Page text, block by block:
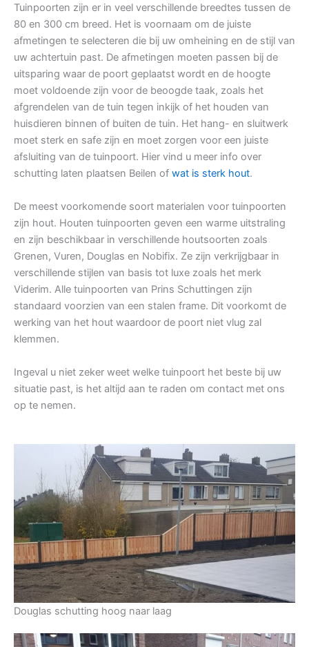
Tuinpoorten zijn er in veel verschillende breedtes tussen de
80 en 300 cm breed. Het is voornaam om de juiste
afmetingen te selecteren die bij uw omheining en de stijl van
uw achtertuin past. De afmetingen moeten passen bij de
uitsparing waar de poort geplaatst wordt en de hoogte
moet voldoende zijn voor de beoogde taak, zoals het
afgrendelen van de tuin tegen inkijk of het houden van
huisdieren binnen of buiten de tuin. Het hang- en sluitwerk
moet sterk en safe zijn en moet zorgen voor een juiste
afsluiting van de tuinpoort. Hier vind u meer info over
schutting laten plaatsen Beilen of wat is sterk hout.
De meest voorkomende soort materialen voor tuinpoorten
zijn hout. Houten tuinpoorten geven een warme uitstraling
en zijn beschikbaar in verschillende houtsoorten zoals
Grenen, Vuren, Douglas en Nobifix. Ze zijn verkrijgbaar in
verschillende stijlen van basis tot luxe zoals het merk
Viderim. Alle tuinpoorten van Prins Schuttingen zijn
standaard voorzien van een stalen frame. Dit voorkomt de
werking van het hout waardoor de poort niet vlug zal
klemmen.
Ingeval u niet zeker weet welke tuinpoort het beste bij uw
situatie past, is het altijd aan te raden om contact met ons
op te nemen.
Douglas schutting hoog naar laag